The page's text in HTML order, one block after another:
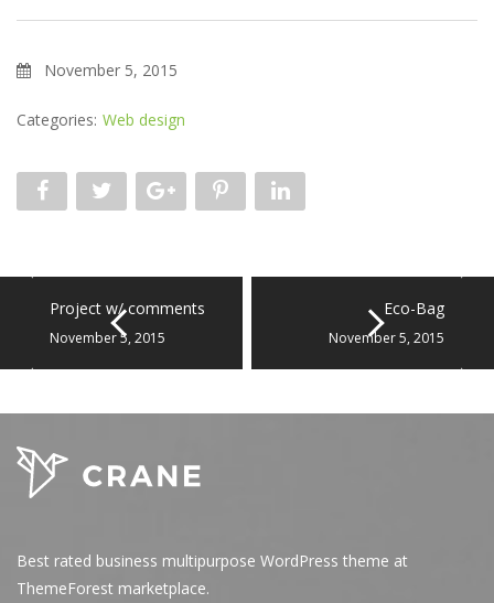
November 5, 2015
Categories: Web design
Project w/ comments
November 5, 2015
Eco-Bag
November 5, 2015
Best rated business multipurpose WordPress theme at
ThemeForest marketplace.